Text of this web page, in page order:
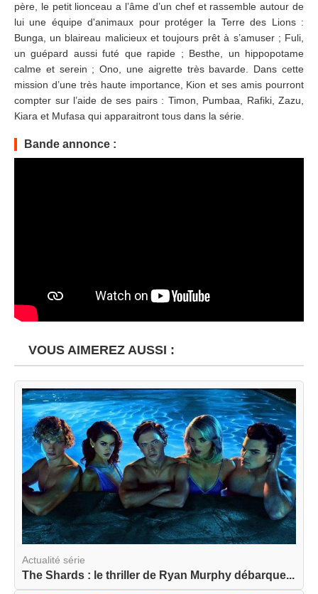
père, le petit lionceau a l’âme d’un chef et rassemble autour de
lui une équipe d'animaux pour protéger la Terre des Lions :
Bunga, un blaireau malicieux et toujours prêt à s’amuser ; Fuli,
un guépard aussi futé que rapide ; Besthe, un hippopotame
calme et serein ; Ono, une aigrette très bavarde. Dans cette
mission d’une très haute importance, Kion et ses amis pourront
compter sur l’aide de ses pairs : Timon, Pumbaa, Rafiki, Zazu,
Kiara et Mufasa qui apparaitront tous dans la série.
Bande annonce :
VOUS AIMEREZ AUSSI :
Actualité série
The Shards : le thriller de Ryan Murphy débarque...